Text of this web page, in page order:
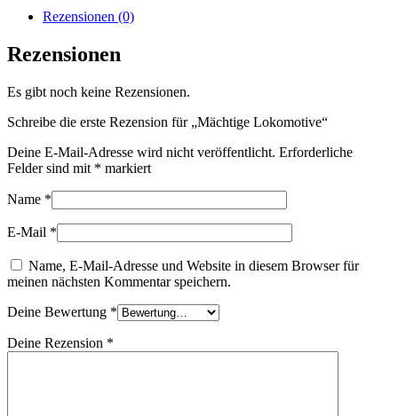
Rezensionen (0)
Rezensionen
Es gibt noch keine Rezensionen.
Schreibe die erste Rezension für „Mächtige Lokomotive“
Deine E-Mail-Adresse wird nicht veröffentlicht. Erforderliche
Felder sind mit * markiert
Name *
E-Mail *
Name, E-Mail-Adresse und Website in diesem Browser für
meinen nächsten Kommentar speichern.
Deine Bewertung *
Deine Rezension *